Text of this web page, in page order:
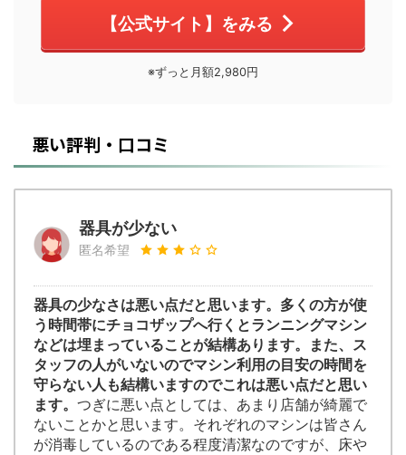
【公式サイト】をみる
※ずっと月額2,980円
悪い評判・口コミ
器具が少ない
匿名希望
器具の少なさは悪い点だと思います。多くの方が使
う時間帯にチョコザップへ行くとランニングマシン
などは埋まっていることが結構あります。また、ス
タッフの人がいないのでマシン利用の目安の時間を
守らない人も結構いますのでこれは悪い点だと思い
ます。 つぎに悪い点としては、あまり店舗が綺麗で
ないことかと思います。それぞれのマシンは皆さん
が消毒しているのである程度清潔なのですが、床や